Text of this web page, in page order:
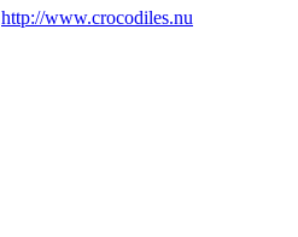
http://www.crocodiles.nu